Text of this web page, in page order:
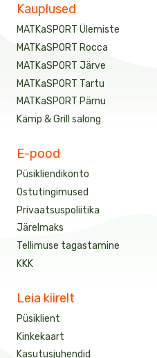
Kauplused
MATKaSPORT Ülemiste
MATKaSPORT Rocca
MATKaSPORT Järve
MATKaSPORT Tartu
MATKaSPORT Pärnu
Kämp & Grill salong
E-pood
Püsikliendikonto
Ostutingimused
Privaatsuspoliitika
Järelmaks
Tellimuse tagastamine
KKK
Leia kiirelt
Püsiklient
Kinkekaart
Kasutusjuhendid